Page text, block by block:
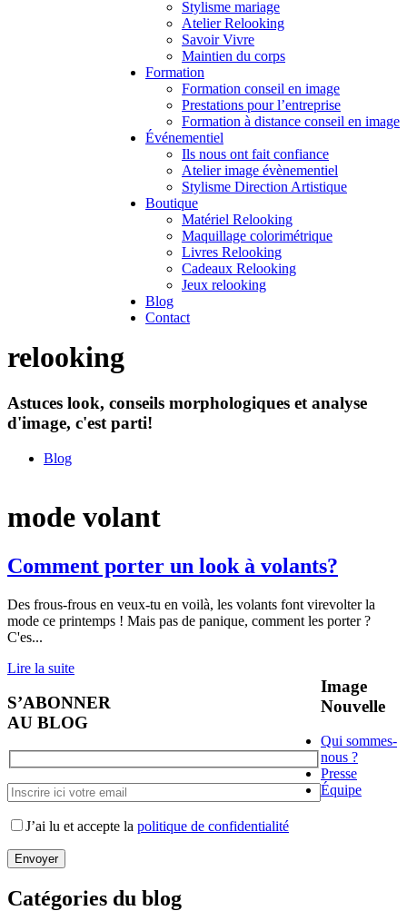
Stylisme mariage
Atelier Relooking
Savoir Vivre
Maintien du corps
Formation
Formation conseil en image
Prestations pour l’entreprise
Formation à distance conseil en image
Événementiel
Ils nous ont fait confiance
Atelier image évènementiel
Stylisme Direction Artistique
Boutique
Matériel Relooking
Maquillage colorimétrique
Livres Relooking
Cadeaux Relooking
Jeux relooking
Blog
Contact
relooking
Astuces look, conseils morphologiques et analyse
d'image, c'est parti!
Blog
mode volant
Comment porter un look à volants?
Des frous-frous en veux-tu en voilà, les volants font virevolter la
mode ce printemps ! Mais pas de panique, comment les porter ?
C'es...
Lire la suite
S’ABONNER
AU BLOG
J’ai lu et accepte la politique de confidentialité
Catégories du blog
Image
Nouvelle
Qui sommes-
nous ?
Presse
Équipe